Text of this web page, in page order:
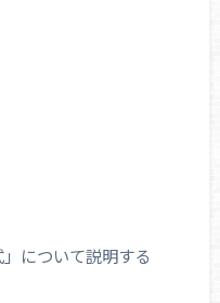
について説明する